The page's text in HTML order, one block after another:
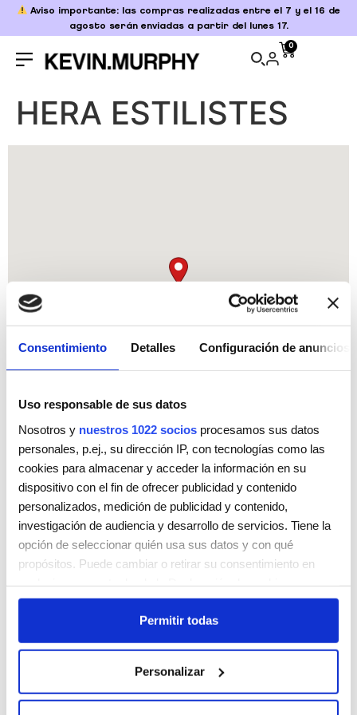
Consentimiento Detalles Configuración de anuncios
Uso responsable de sus datos
Nosotros y nuestros 1022 socios procesamos sus datos
personales, p.ej., su dirección IP, con tecnologías como las
cookies para almacenar y acceder la información en su
dispositivo con el fin de ofrecer publicidad y contenido
personalizados, medición de publicidad y contenido,
investigación de audiencia y desarrollo de servicios. Tiene la
opción de seleccionar quién usa sus datos y con qué
propósitos. Puede cambiar o retirar su consentimiento en
clicando en el Menú de consentimiento.
Si lo permite, también quisiéramos:
que puede tener una precisión de varios metros
Identificar su dispositivo analizándolo activamente
Permitir todas
Personalizar
Aviso importante: las compras realizadas entre el 7 y el 16 de
agosto serán enviadas a partir del lunes 17.
0
HERA ESTILISTES
HERA ESTILISTES
El Torrent, 52
Mataró, Barcelona08302
España
Teléfono: 937 99 49 99
Lunes
Cerrada
Martes
09:00 - 19:00
09:00 - 19:00
Viernes
09:00 - 19:00
09:00 - 19:00